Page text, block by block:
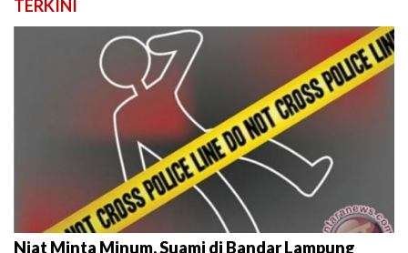
TERKINI
Niat Minta Minum, Suami di Bandar Lampung